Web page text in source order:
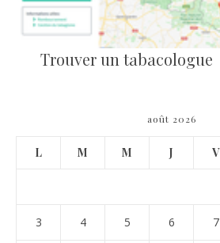
Trouver un tabacologue
août 2026
L M M J V
3 4 5 6 7